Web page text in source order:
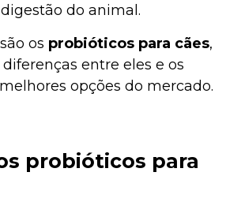
do animal.
os probióticos para cães,
entre eles e os
opções do mercado.
probióticos para